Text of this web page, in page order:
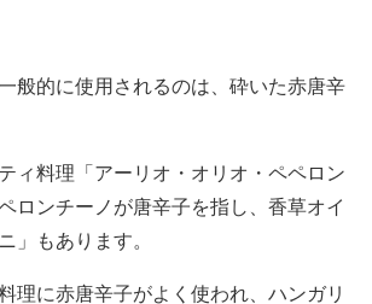
般的に使用されるのは、砕いた赤唐辛
ィ料理「アーリオ・オリオ・ペペロン
ロンチーノが唐辛子を指し、香草オイ
」もあります。
理に赤唐辛子がよく使われ、ハンガリ